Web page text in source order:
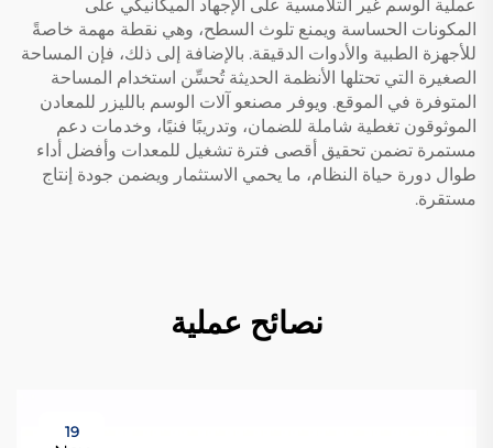
عملية الوسم غير التلامسية على الإجهاد الميكانيكي على
المكونات الحساسة ويمنع تلوث السطح، وهي نقطة مهمة خاصةً
للأجهزة الطبية والأدوات الدقيقة. بالإضافة إلى ذلك، فإن المساحة
الصغيرة التي تحتلها الأنظمة الحديثة تُحسِّن استخدام المساحة
المتوفرة في الموقع. ويوفر مصنعو آلات الوسم بالليزر للمعادن
الموثوقون تغطية شاملة للضمان، وتدريبًا فنيًا، وخدمات دعم
مستمرة تضمن تحقيق أقصى فترة تشغيل للمعدات وأفضل أداء
طوال دورة حياة النظام، ما يحمي الاستثمار ويضمن جودة إنتاج
مستقرة.
نصائح عملية
19